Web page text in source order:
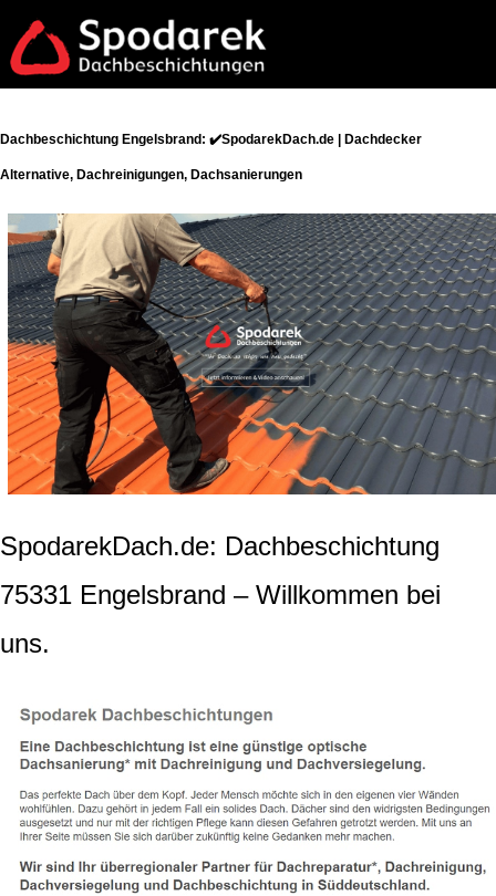
Dachbeschichtung Engelsbrand: ✔️SpodarekDach.de | Dachdecker
Alternative, Dachreinigungen, Dachsanierungen
SpodarekDach.de: Dachbeschichtung
75331 Engelsbrand – Willkommen bei
uns.